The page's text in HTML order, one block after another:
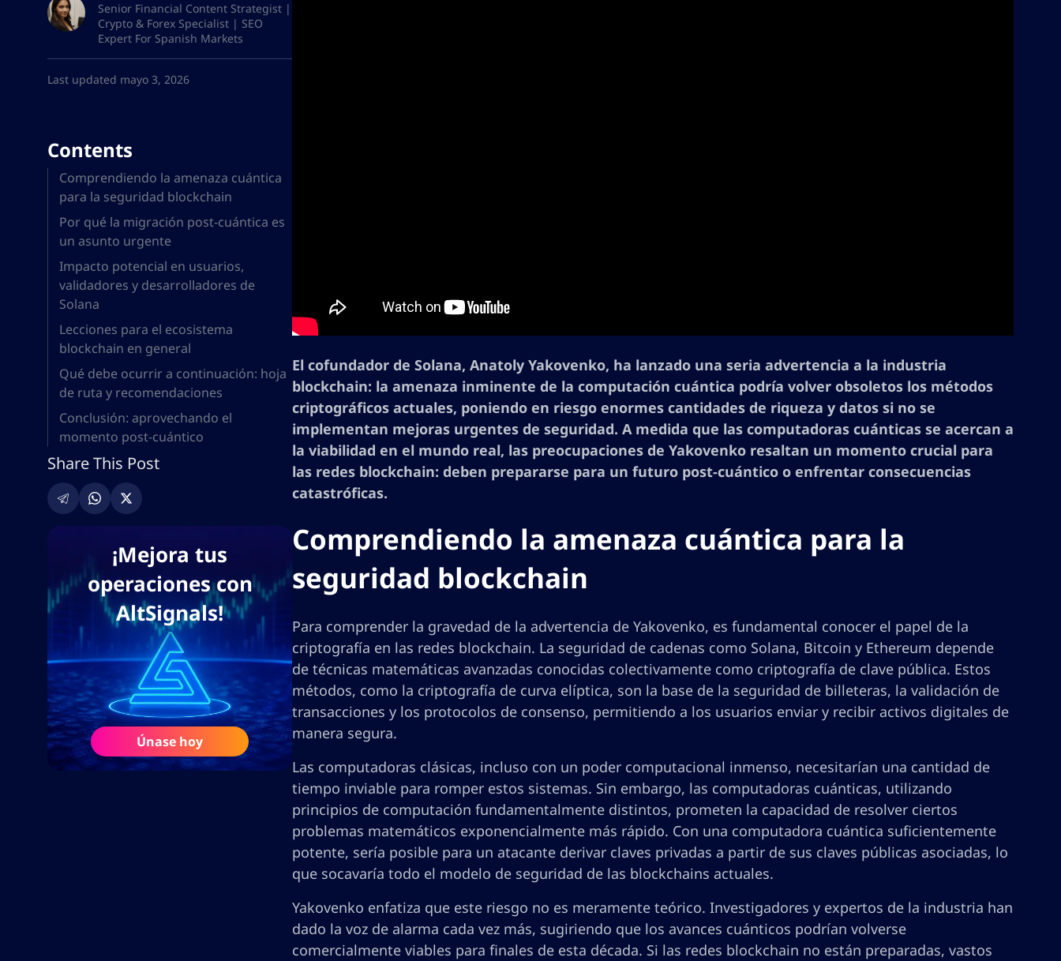
Senior Financial Content Strategist |
Crypto & Forex Specialist | SEO
Expert For Spanish Markets
Last updated mayo 3, 2026
Contents
Comprendiendo la amenaza cuántica
para la seguridad blockchain
Por qué la migración post-cuántica es
un asunto urgente
Impacto potencial en usuarios,
validadores y desarrolladores de
Solana
Lecciones para el ecosistema
blockchain en general
Qué debe ocurrir a continuación: hoja
de ruta y recomendaciones
Conclusión: aprovechando el
momento post-cuántico
Share This Post
¡Mejora tus
operaciones con
AltSignals!
Únase hoy
El cofundador de Solana, Anatoly Yakovenko, ha lanzado una seria advertencia a la industria
blockchain: la amenaza inminente de la computación cuántica podría volver obsoletos los métodos
criptográficos actuales, poniendo en riesgo enormes cantidades de riqueza y datos si no se
implementan mejoras urgentes de seguridad. A medida que las computadoras cuánticas se acercan a
la viabilidad en el mundo real, las preocupaciones de Yakovenko resaltan un momento crucial para
las redes blockchain: deben prepararse para un futuro post-cuántico o enfrentar consecuencias
catastróficas.
Comprendiendo la amenaza cuántica para la
seguridad blockchain
Para comprender la gravedad de la advertencia de Yakovenko, es fundamental conocer el papel de la
criptografía en las redes blockchain. La seguridad de cadenas como Solana, Bitcoin y Ethereum depende
de técnicas matemáticas avanzadas conocidas colectivamente como criptografía de clave pública. Estos
métodos, como la criptografía de curva elíptica, son la base de la seguridad de billeteras, la validación de
transacciones y los protocolos de consenso, permitiendo a los usuarios enviar y recibir activos digitales de
manera segura.
Las computadoras clásicas, incluso con un poder computacional inmenso, necesitarían una cantidad de
tiempo inviable para romper estos sistemas. Sin embargo, las computadoras cuánticas, utilizando
principios de computación fundamentalmente distintos, prometen la capacidad de resolver ciertos
problemas matemáticos exponencialmente más rápido. Con una computadora cuántica suficientemente
potente, sería posible para un atacante derivar claves privadas a partir de sus claves públicas asociadas, lo
que socavaría todo el modelo de seguridad de las blockchains actuales.
Yakovenko enfatiza que este riesgo no es meramente teórico. Investigadores y expertos de la industria han
dado la voz de alarma cada vez más, sugiriendo que los avances cuánticos podrían volverse
comercialmente viables para finales de esta década. Si las redes blockchain no están preparadas, vastos